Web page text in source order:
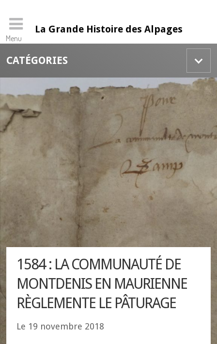
toCATÉGORIES
1584 : LA COMMUNAUTÉ DE
MONTDENIS EN MAURIENNE
RÈGLEMENTE LE PÂTURAGE
Le 19 novembre 2018
Menu
La Grande Histoire des Alpages